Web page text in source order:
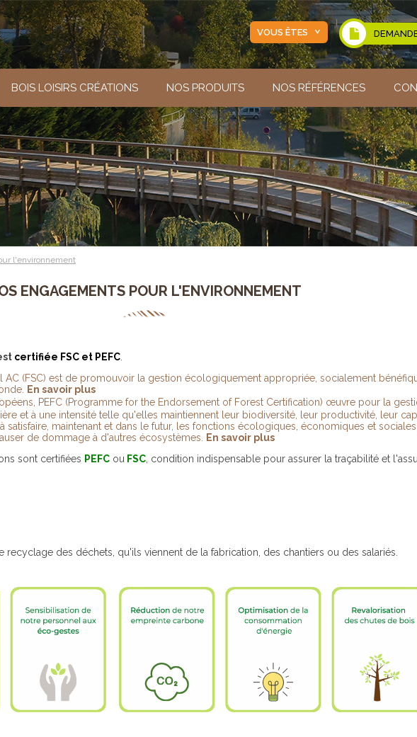
VOUS ÊTES
BOIS LOISIRS CRÉATIONS NOS PRODUITS NOS RÉFÉRENCES
l'environnement
ENGAGEMENTS POUR L'ENVIRONNEMENT
certifiée FSC et PEFC.
AC (FSC) est de promouvoir la gestion écologiquement appropriée, socialement
En savoir plus
PEFC (Programme for the Endorsement of Forest Certification) œuvre pour la
et à une intensité telle qu'elles maintiennent leur biodiversité, leur productivité, leur
satisfaire, maintenant et dans le futur, les fonctions écologiques, économiques et
de dommage à d'autres écosystèmes. En savoir plus
sont certifiées PEFC ou FSC, condition indispensable pour assurer la traçabilité et
et le recyclage des déchets, qu'ils viennent de la fabrication, des chantiers